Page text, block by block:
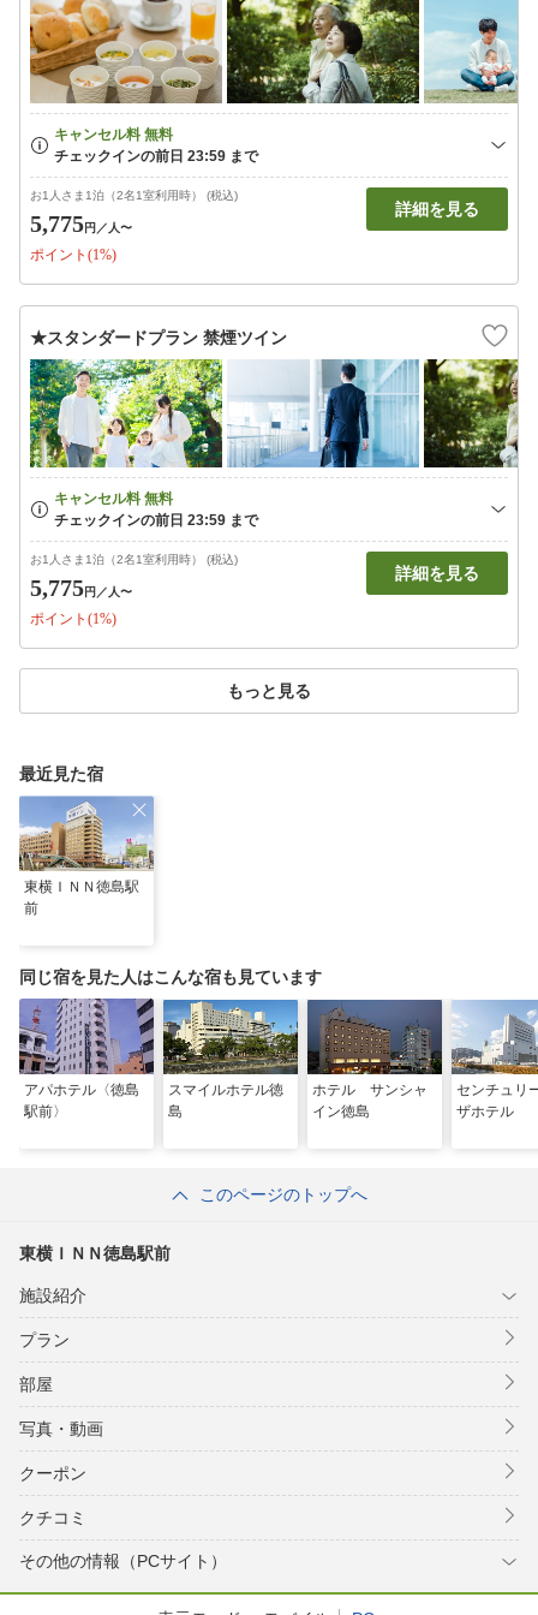
お1人さま1泊（2名1室利用時） (税込)
5,775円 ／人〜
ポイント(1%)
詳細を見る
★スタンダードプラン 禁煙ツイン
お1人さま1泊（2名1室利用時） (税込)
5,775円 ／人〜
ポイント(1%)
詳細を見る
もっと見る
最近見た宿
東横ＩＮＮ徳島駅
前
同じ宿を見た人はこんな宿も見ています
アパホテル〈徳島
駅前〉
スマイルホテル徳
島
ホテル サンシャ
イン徳島
センチュリ
ザホテル
このページのトップへ
東横ＩＮＮ徳島駅前
施設紹介
プラン
部屋
写真・動画
クーポン
クチコミ
その他の情報（PCサイト）